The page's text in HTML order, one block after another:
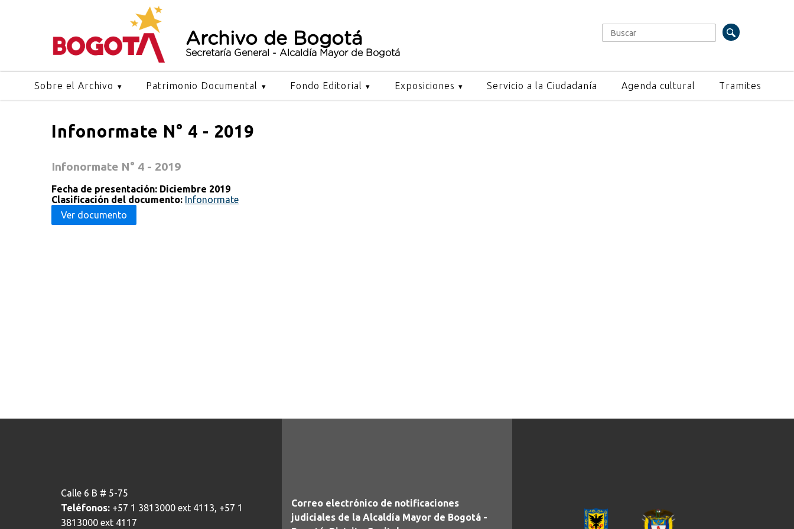
Archivo de Bogotá
Secretaría General - Alcaldía Mayor de Bogotá
Formulario de búsqueda
Buscar
Sobre el Archivo Patrimonio Documental Fondo Editorial Exposiciones Servicio a la Ciudadanía Agenda cultural Tramites
Infonormate N° 4 - 2019
Infonormate N° 4 - 2019
Fecha de presentación: Diciembre 2019
Clasificación del documento: Infonormate
Ver documento
Calle 6 B # 5-75
Teléfonos: +57 1 3813000 ext 4113, +57 1
3813000 ext 4117
Correo electrónico de notificaciones
judiciales de la Alcaldía Mayor de Bogotá -